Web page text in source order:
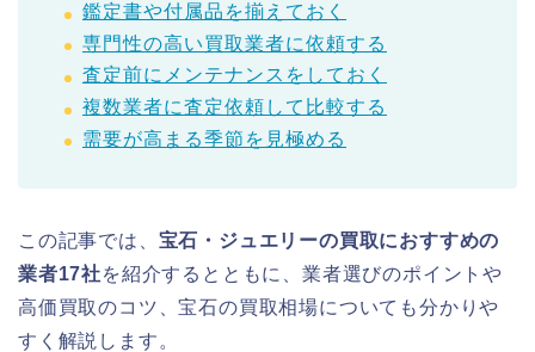
鑑定書や付属品を揃えておく
専門性の高い買取業者に依頼する
査定前にメンテナンスをしておく
複数業者に査定依頼して比較する
需要が高まる季節を見極める
この記事では、 宝石・ジュエリーの買取におすすめの
業者17社を紹介するとともに、業者選びのポイントや
高価買取のコツ、宝石の買取相場についても分かりや
すく解説します。